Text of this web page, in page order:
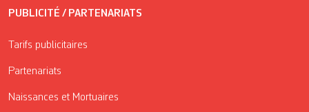
PUBLICITÉ / PARTENARIATS
Tarifs publicitaires
Partenariats
Naissances et Mortuaires